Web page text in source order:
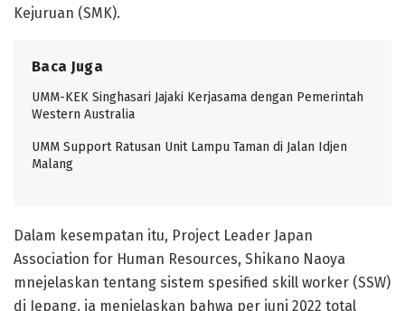
Kejuruan (SMK).
Baca Juga
UMM-KEK Singhasari Jajaki Kerjasama dengan Pemerintah
Western Australia
UMM Support Ratusan Unit Lampu Taman di Jalan Idjen
Malang
Dalam kesempatan itu, Project Leader Japan
Association for Human Resources, Shikano Naoya
mnejelaskan tentang sistem spesified skill worker (SSW)
di Jepang. ia menjelaskan bahwa per juni 2022 total